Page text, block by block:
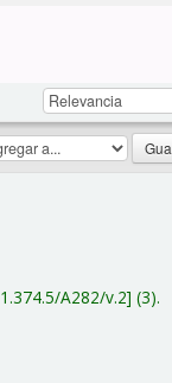
A282/v.2 (3).